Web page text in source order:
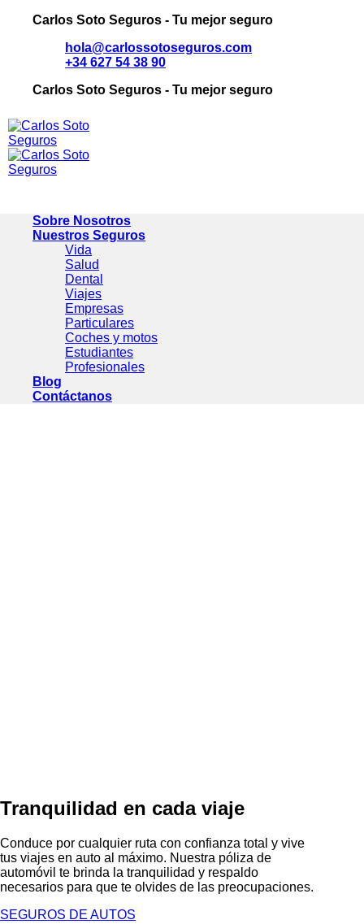
SaltarCarlos Soto Seguros - Tu mejor seguro
hola@carlossotoseguros.com
+34 627 54 38 90
Carlos Soto Seguros - Tu mejor seguro
Sobre Nosotros
Nuestros Seguros
Vida
Salud
Dental
Viajes
Empresas
Particulares
Coches y motos
Estudiantes
Profesionales
Blog
Contáctanos
Tranquilidad en cada viaje
Conduce por cualquier ruta con confianza total y vive
tus viajes en auto al máximo. Nuestra póliza de
automóvil te brinda la tranquilidad y respaldo
necesarios para que te olvides de las preocupaciones.
SEGUROS DE AUTOS